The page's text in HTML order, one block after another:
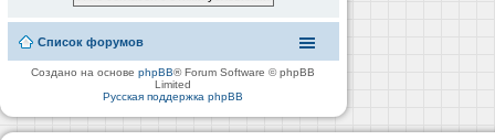
Список форумов
Создано на основеphpBB® Forum Software © phpBB
Limited
Русская поддержка phpBB